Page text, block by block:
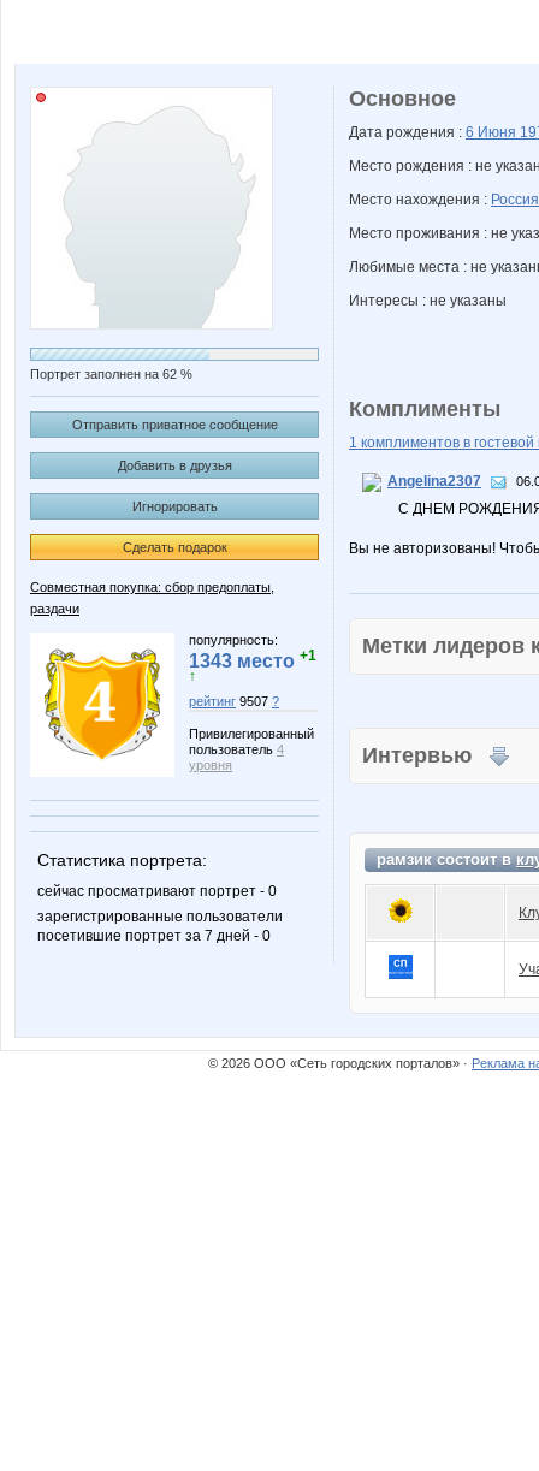
Портрет заполнен на 62 %
Отправить приватное сообщение
Добавить в друзья
Игнорировать
Сделать подарок
Совместная покупка: сбор предоплаты,
раздачи
популярность:
1343 место +1
↑
рейтинг 9507 ?
Привилегированный
пользователь 4
уровня
Статистика портрета:
сейчас просматривают портрет - 0
зарегистрированные пользователи
посетившие портрет за 7 дней - 0
Основное
Дата рождения : 6 Июня
Место рождения : не
Место нахождения : Россия
Место проживания : не
Любимые места : не
Интересы : не указаны
Комплименты
1 комплиментов в гостевой
Angelina2307
С ДНЕМ
Вы не авторизованы!
Метки
Интервью
рамзик состоит в
© 2026 ООО «Сеть городских порталов» · Реклама